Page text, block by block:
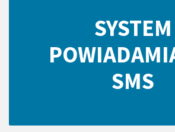
SYSTEM
SMS